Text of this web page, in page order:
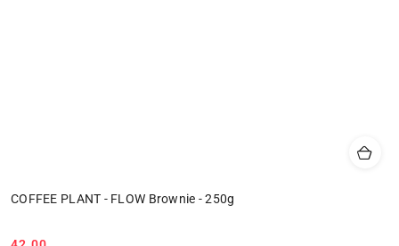
COFFEE PLANT - FLOW Brownie - 250g